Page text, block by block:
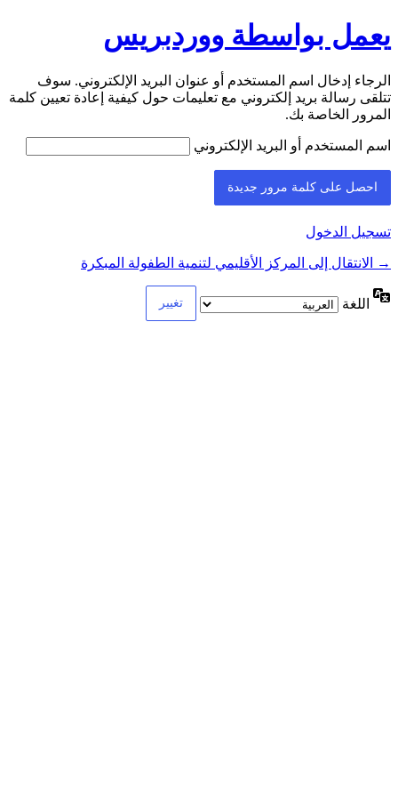
يعمل بواسطة ووردبريس
الرجاء إدخال اسم المستخدم أو عنوان البريد الإلكتروني. سوف
تتلقى رسالة بريد إلكتروني مع تعليمات حول كيفية إعادة تعيين كلمة
المرور الخاصة بك.
اسم المستخدم أو البريد الإلكتروني
تسجيل الدخول
→ الانتقال إلى المركز الأقليمي لتنمية الطفولة المبكرة
اللغة